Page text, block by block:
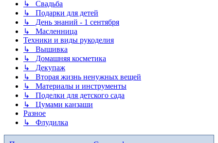
↳ Свадьба
↳ Подарки для детей
↳ День знаний - 1 сентября
↳ Масленница
Техники и виды рукоделия
↳ Вышивка
↳ Домашняя косметика
↳ Декупаж
↳ Вторая жизнь ненужных вещей
↳ Материалы и инструменты
↳ Поделки для детского сада
↳ Цумами канзаши
Разное
↳ Флудилка